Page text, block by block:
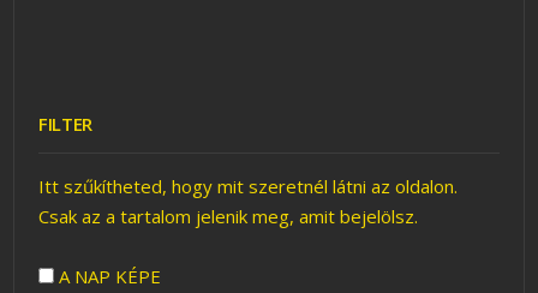
FILTER
Itt szűkítheted, hogy mit szeretnél látni az oldalon.
Csak az a tartalom jelenik meg, amit bejelölsz.
A NAP KÉPE